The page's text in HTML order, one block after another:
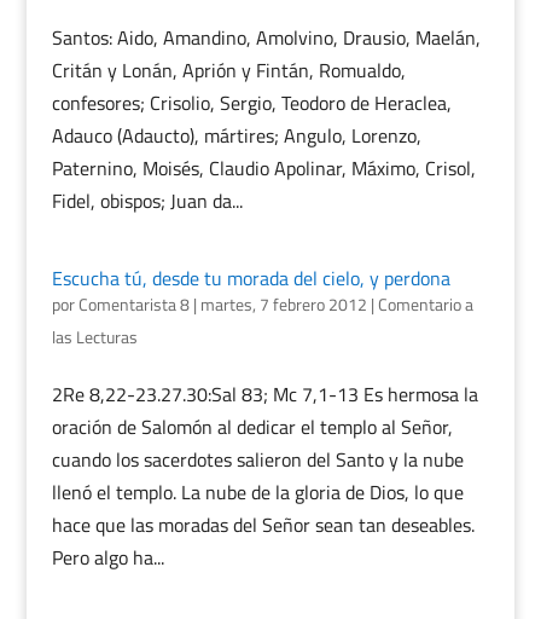
Santos: Aido, Amandino, Amolvino, Drausio, Maelán,
Critán y Lonán, Aprión y Fintán, Romualdo,
confesores; Crisolio, Sergio, Teodoro de Heraclea,
Adauco (Adaucto), mártires; Angulo, Lorenzo,
Paternino, Moisés, Claudio Apolinar, Máximo, Crisol,
Fidel, obispos; Juan da...
Escucha tú, desde tu morada del cielo, y perdona
porComentarista 8| martes, 7 febrero 2012 |Comentario a
las Lecturas
2Re 8,22-23.27.30:Sal 83; Mc 7,1-13 Es hermosa la
oración de Salomón al dedicar el templo al Señor,
cuando los sacerdotes salieron del Santo y la nube
llenó el templo. La nube de la gloria de Dios, lo que
hace que las moradas del Señor sean tan deseables.
Pero algo ha...